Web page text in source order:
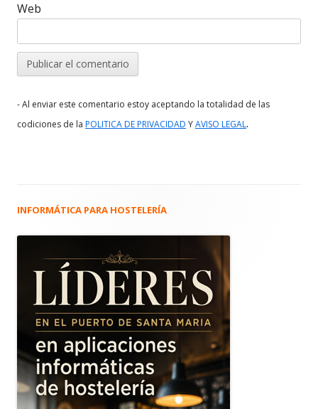
Web
- Al enviar este comentario estoy aceptando la totalidad de las
codiciones de la POLITICA DE PRIVACIDAD YAVISO LEGAL.
Barra
principal
INFORMÁTICA PARA HOSTELERÍA